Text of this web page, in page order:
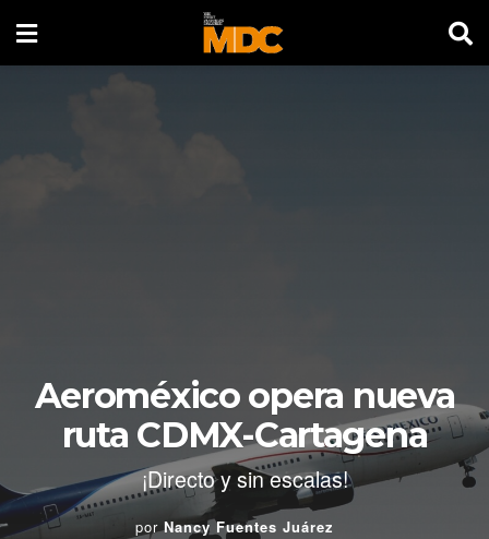
Aeroméxico opera nueva
ruta CDMX-Cartagena
¡Directo y sin escalas!
por Nancy Fuentes Juárez